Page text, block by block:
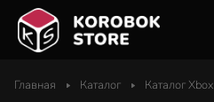
Главная Каталог Каталог Xbox